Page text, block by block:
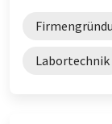
Labortechnik